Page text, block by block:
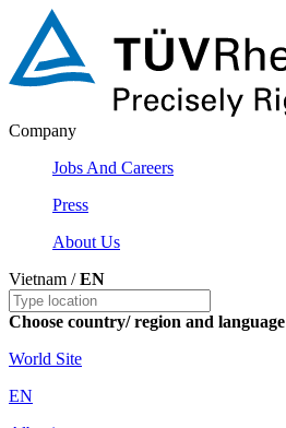
Company
Jobs And Careers
Press
About Us
Vietnam /EN
Choose country/ region and language
World Site
EN